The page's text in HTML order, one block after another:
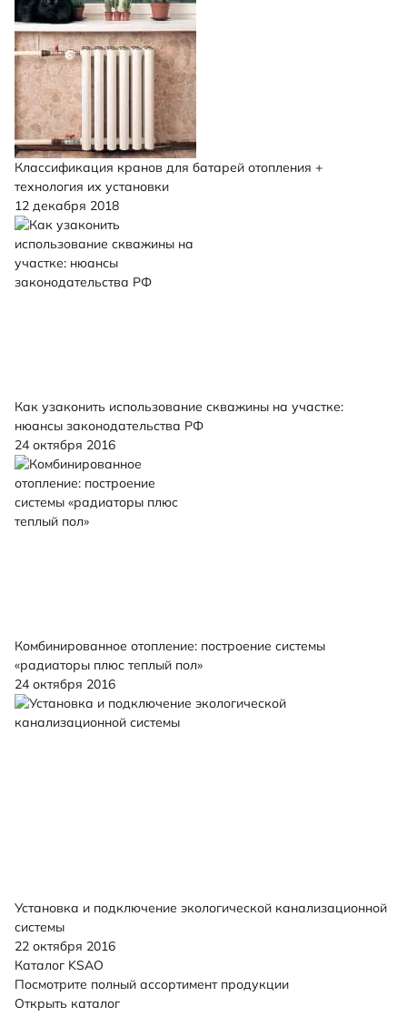
Классификация кранов для батарей отопления +
технология их установки
12 декабря 2018
Как узаконить использование скважины на участке:
нюансы законодательства РФ
24 октября 2016
Комбинированное отопление: построение системы
«радиаторы плюс теплый пол»
24 октября 2016
Установка и подключение экологической канализационной
системы
22 октября 2016
Каталог KSAO
Посмотрите полный ассортимент продукции
Открыть каталог